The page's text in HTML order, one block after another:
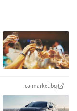
carmarket.bg